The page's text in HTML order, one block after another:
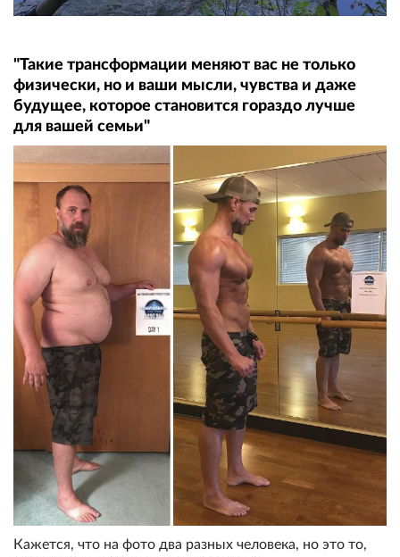
"Такие трансформации меняют вас не только
физически, но и ваши мысли, чувства и даже
будущее, которое становится гораздо лучше
для вашей семьи"
Кажется, что на фото два разных человека, но это то,